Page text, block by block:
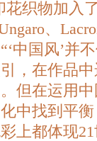
花织物加入
、
中国风’并
，在作品
但在运用
中找到平
上都体现